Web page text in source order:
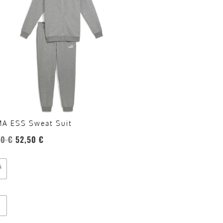
ESS Sweat Suit
€ 52,50 €